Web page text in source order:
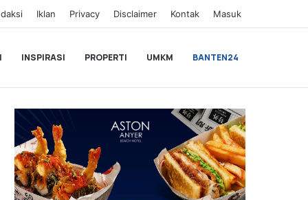
Iklan Privacy Disclaimer Kontak Masuk
INSPIRASI PROPERTI UMKM BANTEN24